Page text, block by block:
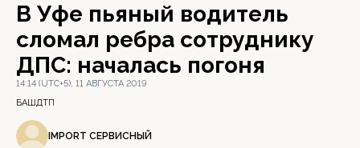
В Уфе пьяный водитель
сломал ребра сотруднику
ДПС: началась погоня
14:14 (UTC+5), 11 АВГУСТА 2019
БАШДТП
IMPORT СЕРВИСНЫЙ